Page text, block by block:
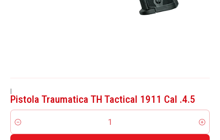
|
Pistola Traumatica TH Tactical 1911 Cal .4.5
Cantidad